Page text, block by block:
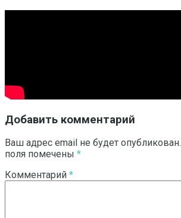
Добавить комментарий
Ваш адрес email не будет опубликован.
поля помечены *
Комментарий *